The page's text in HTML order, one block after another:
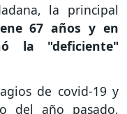
la principal
67 años y en
la "deficiente"
de covid-19 y
del año pasado,